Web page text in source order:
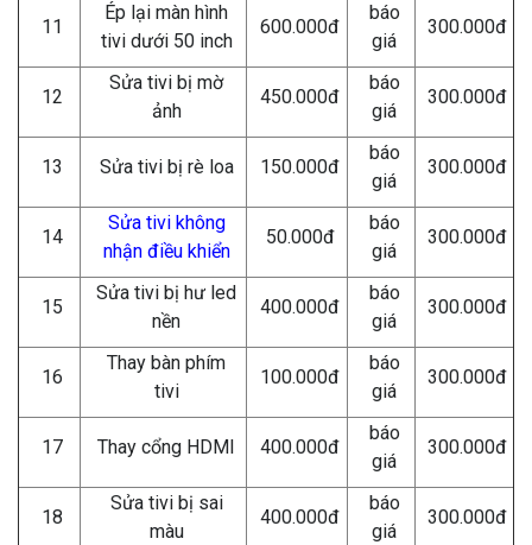
11
Ép lại màn hình
tivi dưới 50 inch
600.000đ
báo
giá
300.000đ
12
Sửa tivi bị mờ
ảnh
450.000đ
báo
giá
300.000đ
13 Sửa tivi bị rè loa 150.000đ
báo
giá
300.000đ
14
Sửa tivi không
nhận điều khiển
50.000đ
báo
giá
300.000đ
15
Sửa tivi bị hư led
nền
400.000đ
báo
giá
300.000đ
16
Thay bàn phím
tivi
100.000đ
báo
giá
300.000đ
17 Thay cổng HDMI 400.000đ
báo
giá
300.000đ
18
Sửa tivi bị sai
màu
400.000đ
báo
giá
300.000đ